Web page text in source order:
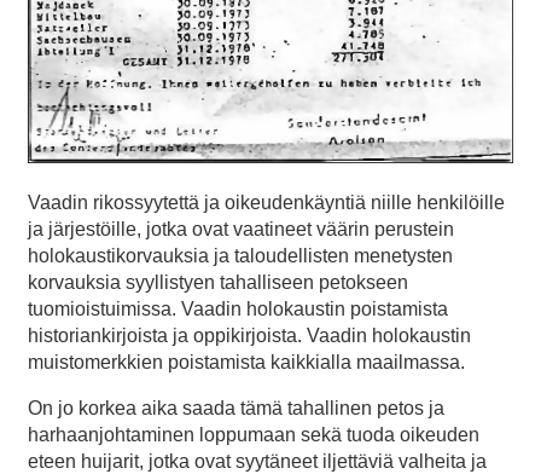
Vaadin rikossyytettä ja oikeudenkäyntiä niille henkilöille
ja järjestöille, jotka ovat vaatineet väärin perustein
holokaustikorvauksia ja taloudellisten menetysten
korvauksia syyllistyen tahalliseen petokseen
tuomioistuimissa. Vaadin holokaustin poistamista
historiankirjoista ja oppikirjoista. Vaadin holokaustin
muistomerkkien poistamista kaikkialla maailmassa.
On jo korkea aika saada tämä tahallinen petos ja
harhaanjohtaminen loppumaan sekä tuoda oikeuden
eteen huijarit, jotka ovat syytäneet iljettäviä valheita ja